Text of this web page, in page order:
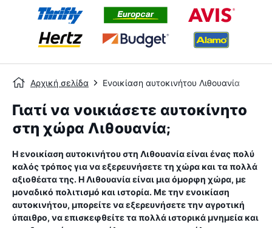
Αρχική σελίδα Ενοικίαση αυτοκινήτου Λιθουανία
Γιατί να νοικιάσετε αυτοκίνητο
στη χώρα Λιθουανία;
Η ενοικίαση αυτοκινήτου στη Λιθουανία είναι ένας πολύ
καλός τρόπος για να εξερευνήσετε τη χώρα και τα πολλά
αξιοθέατα της. Η Λιθουανία είναι μια όμορφη χώρα, με
μοναδικό πολιτισμό και ιστορία. Με την ενοικίαση
αυτοκινήτου, μπορείτε να εξερευνήσετε την αγροτική
ύπαιθρο, να επισκεφθείτε τα πολλά ιστορικά μνημεία και